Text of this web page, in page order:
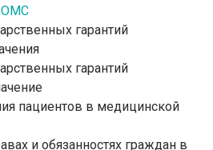
ОМС
гарантий
гарантий
пациентов в медицинской
и обязанностях граждан в